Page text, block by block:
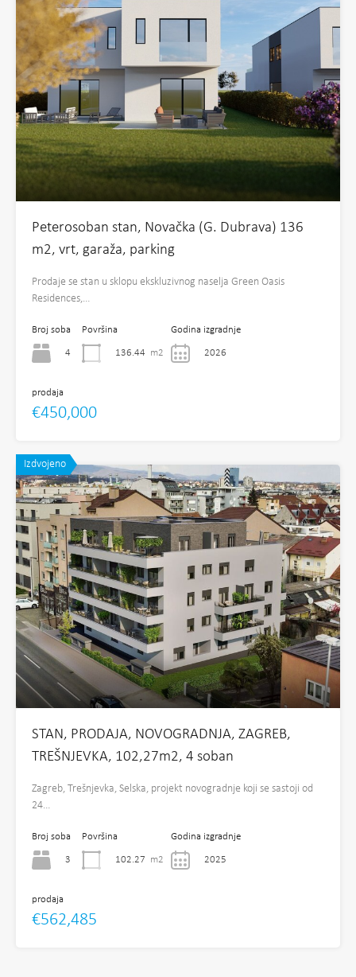
Peterosoban stan, Novačka (G. Dubrava) 136
m2, vrt, garaža, parking
Prodaje se stan u sklopu ekskluzivnog naselja Green Oasis
Residences,…
Broj soba
4
Površina
136.44 m2
Godina izgradnje
2026
prodaja
€450,000
Izdvojeno
STAN, PRODAJA, NOVOGRADNJA, ZAGREB,
TREŠNJEVKA, 102,27m2, 4 soban
Zagreb, Trešnjevka, Selska, projekt novogradnje koji se sastoji od
24…
Broj soba
3
Površina
102.27 m2
Godina izgradnje
2025
prodaja
€562,485